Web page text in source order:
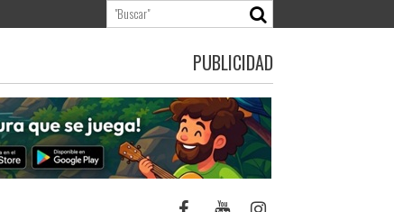
PUBLICIDAD